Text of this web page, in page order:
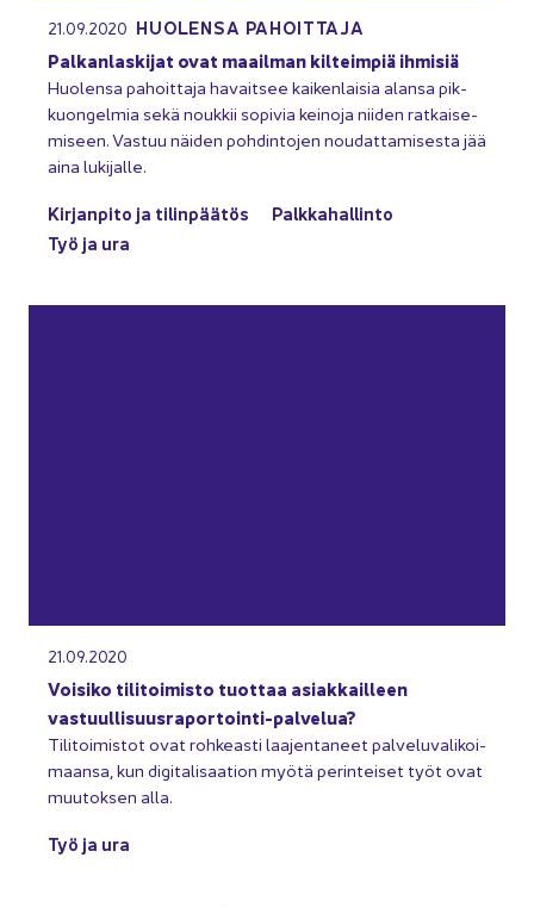
21.09.2020 HUO­LEN­SA PA­HOIT­TA­JA
Pal­kan­las­ki­jat ovat maa­il­man kil­teim­piä ih­mi­siä
Huo­len­sa pa­hoit­ta­ja ha­vait­see kai­ken­lai­sia alan­sa pik­
kuon­gel­mia sekä nouk­kii so­pi­via kei­no­ja nii­den rat­kai­se­
mi­seen. Vas­tuu näi­den poh­din­to­jen nou­dat­ta­mi­ses­ta jää
aina lu­ki­jal­le.
Kir­jan­pi­to ja ti­lin­pää­tös
Palk­ka­hal­lin­to
Työ ja ura
21.09.2020
Voi­si­ko ti­li­toi­mis­to tuot­taa asiak­kail­leen
vastuullisuusraportointi-​palvelua?
Ti­li­toi­mis­tot ovat roh­keas­ti laa­jen­ta­neet pal­ve­lu­va­li­koi­
maan­sa, kun di­gi­ta­li­saa­tion myötä pe­rin­tei­set työt ovat
muu­tok­sen alla.
Työ ja ura